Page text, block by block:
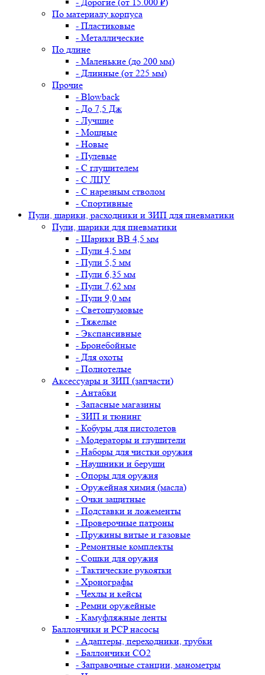
По материалу корпуса
- Пластиковые
- Металлические
По длине
- Маленькие (до 200 мм)
- Длинные (от 225 мм)
Прочие
- Blowback
- До 7,5 Дж
- Лучшие
- Мощные
- Новые
- Пулевые
- С глушителем
- С ЛЦУ
- С нарезным стволом
- Спортивные
Пули, шарики, расходники и ЗИП для пневматики
Пули, шарики для пневматики
- Шарики BB 4,5 мм
- Пули 4,5 мм
- Пули 5,5 мм
- Пули 6,35 мм
- Пули 7,62 мм
- Пули 9,0 мм
- Светошумовые
- Тяжелые
- Экспансивные
- Бронебойные
- Для охоты
- Полнотелые
Аксессуары и ЗИП (запчасти)
- Антабки
- Запасные магазины
- ЗИП и тюнинг
- Кобуры для пистолетов
- Модераторы и глушители
- Наборы для чистки оружия
- Наушники и беруши
- Опоры для оружия
- Оружейная химия (масла)
- Очки защитные
- Подставки и ложементы
- Проверочные патроны
- Пружины витые и газовые
- Ремонтные комплекты
- Сошки для оружия
- Тактические рукоятки
- Хронографы
- Чехлы и кейсы
- Ремни оружейные
- Камуфляжные ленты
Баллончики и PCP насосы
- Адаптеры, переходники, трубки
- Баллончики CO2
- Заправочные станции, манометры